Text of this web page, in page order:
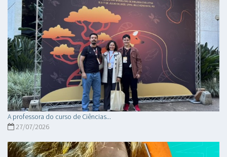
A professora do curso de Ciências...
27/07/2026